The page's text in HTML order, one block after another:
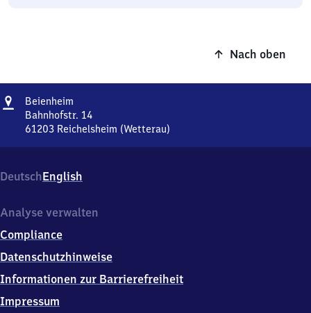
Nach oben
Adresse
Beienheim
Bahnhofstr. 14
61203 Reichelsheim (Wetterau)
14,
6
2
3
Reichelsheim
DeutschEnglish
Analyse verwalten
Compliance
Datenschutzhinweise
Informationen zur Barrierefreiheit
Impressum